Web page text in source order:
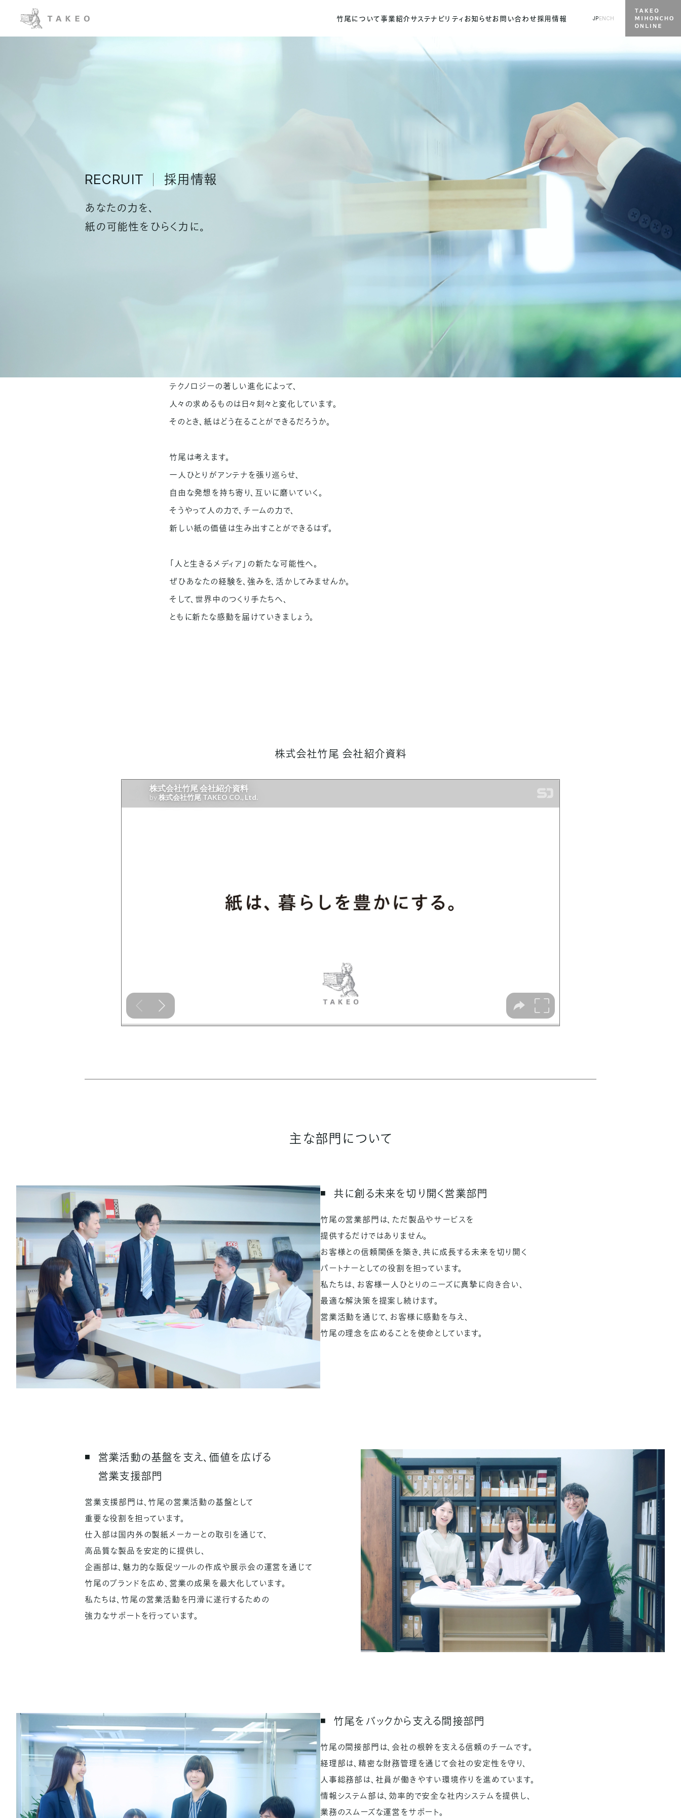
竹尾について事業紹介サステナビリティお知らせお問い合わせ採用情報 JPENCH
RECRUIT 採用情報
あなたの力を、
紙の可能性をひらく力に。
テクノロジーの著しい進化によって、
人々の求めるものは日々刻々と変化しています。
そのとき、紙はどう在ることができるだろうか。
竹尾は考えます。
一人ひとりがアンテナを張り巡らせ、
自由な発想を持ち寄り、互いに磨いていく。
そうやって人の力で、チームの力で、
新しい紙の価値は生み出すことができるはず。
「人と生きるメディア」の新たな可能性へ。
ぜひあなたの経験を、強みを、活かしてみませんか。
そして、世界中のつくり手たちへ、
ともに新たな感動を届けていきましょう。
株式会社竹尾 会社紹介資料
主な部門について
共に創る未来を切り開く営業部門
竹尾の営業部門は、ただ製品やサービスを
提供するだけではありません。
お客様との信頼関係を築き、共に成長する未来を切り開く
パートナーとしての役割を担っています。
私たちは、お客様一人ひとりのニーズに真摯に向き合い、
最適な解決策を提案し続けます。
営業活動を通じて、お客様に感動を与え、
竹尾の理念を広めることを使命としています。
営業活動の基盤を支え、 価値を広げる
営業支援部門
営業支援部門は、竹尾の営業活動の基盤として
重要な役割を担っています。
仕入部は国内外の製紙メーカーとの取引を通じて、
高品質な製品を安定的に提供し、
企画部は、魅力的な販促ツールの作成や展示会の運営を通じて
竹尾のブランドを広め、営業の成果を最大化しています。
私たちは、竹尾の営業活動を円滑に遂行するための
強力なサポートを行っています。
竹尾をバックから支える間接部門
竹尾の間接部門は、会社の根幹を支える信頼のチームです。
経理部は、精密な財務管理を通じて会社の安定性を守り、
人事総務部は、社員が働きやすい環境作りを進めています。
情報システム部は、効率的で安全な社内システムを提供し、
業務のスムーズな運営をサポート。